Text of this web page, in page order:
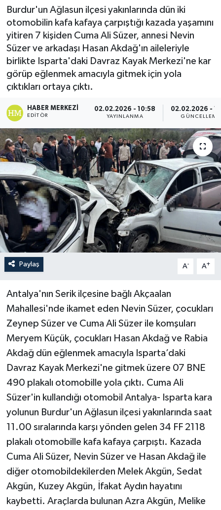
Burdur'un Ağlasun ilçesi yakınlarında dün iki
otomobilin kafa kafaya çarpıştığı kazada yaşamını
yitiren 7 kişiden Cuma Ali Süzer, annesi Nevin
Süzer ve arkadaşı Hasan Akdağ'ın aileleriyle
birlikte Isparta'daki Davraz Kayak Merkezi'ne kar
görüp eğlenmek amacıyla gitmek için yola
çıktıkları ortaya çıktı.
HABER MERKEZI
EDITÖR
02.02.2026 - 10:58
YAYINLANMA
02.02.2026 -
GÜNCELLEME
Paylaş A- A+
Antalya'nın Serik ilçesine bağlı Akçaalan
Mahallesi'nde ikamet eden Nevin Süzer, çocukları
Zeynep Süzer ve Cuma Ali Süzer ile komşuları
Meryem Küçük, çocukları Hasan Akdağ ve Rabia
Akdağ dün eğlenmek amacıyla Isparta’daki
Davraz Kayak Merkezi'ne gitmek üzere 07 BNE
490 plakalı otomobille yola çıktı. Cuma Ali
Süzer'in kullandığı otomobil Antalya- Isparta kara
yolunun Burdur'un Ağlasun ilçesi yakınlarında saat
11.00 sıralarında karşı yönden gelen 34 FF 2118
plakalı otomobille kafa kafaya çarpıştı. Kazada
Cuma Ali Süzer, Nevin Süzer ve Hasan Akdağ ile
diğer otomobildekilerden Melek Akgün, Sedat
Akgün, Kuzey Akgün, İfakat Aydın hayatını
kaybetti. Araçlarda bulunan Azra Akgün, Melike